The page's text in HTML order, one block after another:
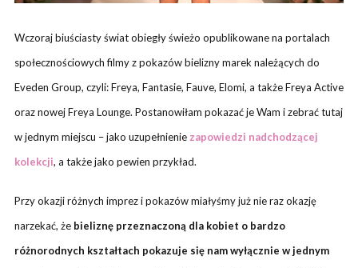
Wczoraj biuściasty świat obiegły świeżo opublikowane na portalach
społecznościowych filmy z pokazów bielizny marek należących do
Eveden Group, czyli: Freya, Fantasie, Fauve, Elomi, a także Freya Active
oraz nowej Freya Lounge. Postanowiłam pokazać je Wam i zebrać tutaj
w jednym miejscu – jako uzupełnienie zapowiedzi nadchodzącej
kolekcji, a także jako pewien przykład.
Przy okazji różnych imprez i pokazów miałyśmy już nie raz okazję
narzekać, że bieliznę przeznaczoną dla kobiet o bardzo
różnorodnych kształtach pokazuje się nam wyłącznie w jednym